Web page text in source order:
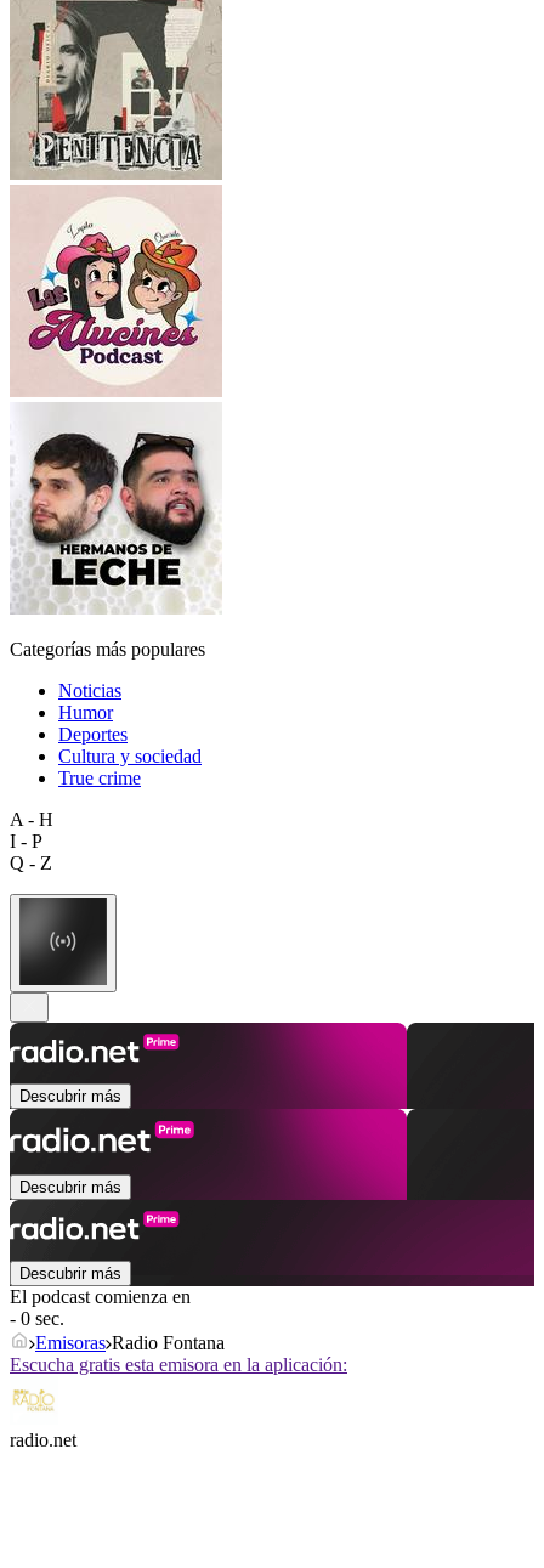
Categorías más populares
Noticias
Humor
Deportes
Cultura y sociedad
True crime
A - H
I - P
Q - Z
Descubrir más
Descubrir más
Descubrir más
El podcast comienza en
- 0 sec.
Emisoras Radio Fontana
Escucha gratis esta emisora en la aplicación:
radio.net